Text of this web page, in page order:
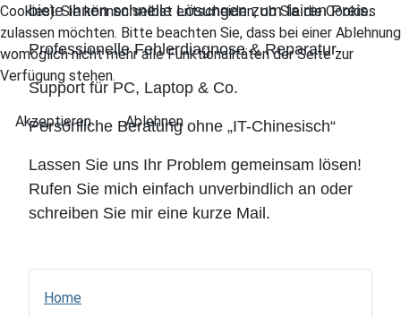
Home
biete Ihnen schnelle Lösungen zum fairen Preis.
Professionelle Fehlerdiagnose & Reparatur
Support für PC, Laptop & Co.
Persönliche Beratung ohne „IT-Chinesisch“
Lassen Sie uns Ihr Problem gemeinsam lösen!
Rufen Sie mich einfach unverbindlich an oder
schreiben Sie mir eine kurze Mail.
Cookies). Sie können selbst entscheiden, ob Sie die Cookies
zulassen möchten. Bitte beachten Sie, dass bei einer Ablehnung
womöglich nicht mehr alle Funktionalitäten der Seite zur
Verfügung stehen.
Akzeptieren Ablehnen